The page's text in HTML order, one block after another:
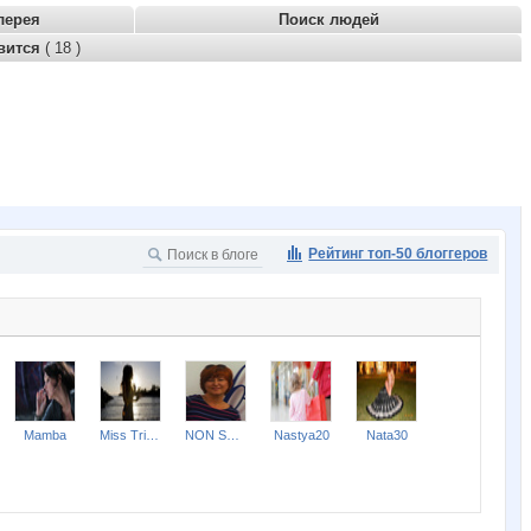
Поиск людей
( 18 )
Рейтинг топ-50 блоггеров
Mamba Nastya20 Nata30